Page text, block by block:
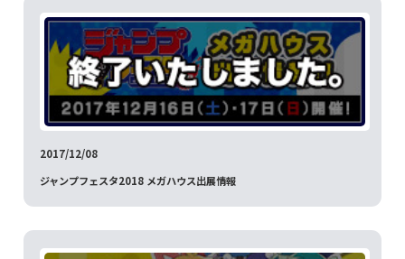
2017/12/08
ジャンプフェスタ2018 メガハウス出展情報